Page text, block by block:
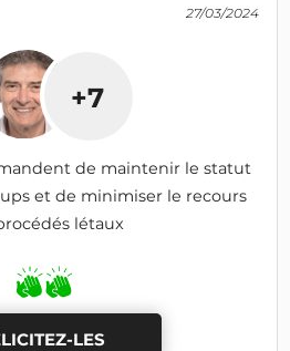
27/03/2024
+7
de maintenir le statut
et de minimiser le recours
létaux
LES